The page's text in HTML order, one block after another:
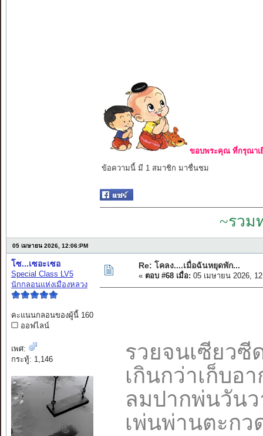
ขอบพระคุณ ที่กรุณาเ
ข้อความนี้ มี 1 สมาชิก มาชื่นชม
~รวม
05 เมษายน 2026, 12:06:PM
โซ...เซอะเซอ
Special Class LV5
นักกลอนแห่งเมืองหลวง
คะแนนกลอนของผู้นี้ 160
ออฟไลน์
เพศ:
กระทู้: 1,146
Re: โคลง....เมื่อฉันหยุดพัก...
« ตอบ #68 เมื่อ: 05 เมษายน 2026,
รวยจนเซียว
เกินกว่าเก็บ
ลมปากพ่นวัน
เพ่นพ่านตะก